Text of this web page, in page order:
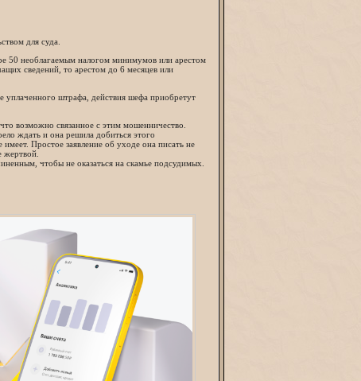
для суда.
50 необлагаемым налогом минимумов или арестом
сведений, то арестом до 6 месяцев или
уплаченного штрафа, действия шефа приобретут
возможно связанное с этим мошенничество.
ждать и она решила добиться этого
Простое заявление об уходе она писать не
жертвой.
чтобы не оказаться на скамье подсудимых.